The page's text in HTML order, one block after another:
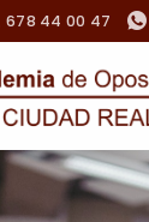
678 44 00 47